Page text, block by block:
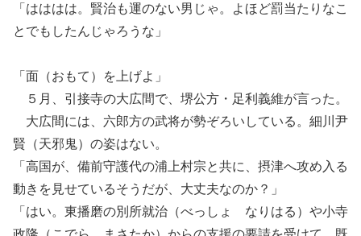
「はははは。賢治も運のない男じゃ。よほど罰当たりなこ
とでもしたんじゃろうな」
「面（おもて）を上げよ」
５月、引接寺の大広間で、堺公方・足利義維が言った。
大広間には、六郎方の武将が勢ぞろいしている。細川尹
賢（天邪鬼）の姿はない。
「高国が、備前守護代の浦上村宗と共に、摂津へ攻め入る
動きを見せているそうだが、大丈夫なのか？」
「はい。東播磨の別所就治（べっしょ なりはる）や小寺